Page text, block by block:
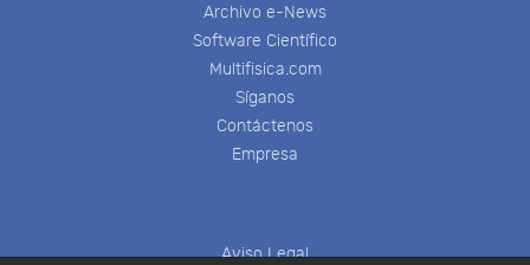
Archivo e-News
Software Científico
Multifisica.com
Síganos
Contáctenos
Empresa
Aviso Legal